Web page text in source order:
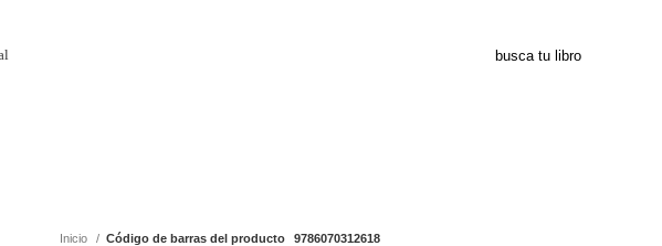
Inicio Código de barras del producto 9786070312618